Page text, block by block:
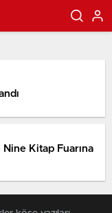
Kitap Fuarına